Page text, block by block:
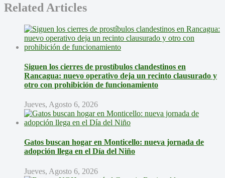
Related Articles
Siguen los cierres de prostíbulos clandestinos en
Rancagua: nuevo operativo deja un recinto clausurado y
otro con prohibición de funcionamiento
Jueves, Agosto 6, 2026
Gatos buscan hogar en Monticello: nueva jornada de
adopción llega en el Día del Niño
Jueves, Agosto 6, 2026